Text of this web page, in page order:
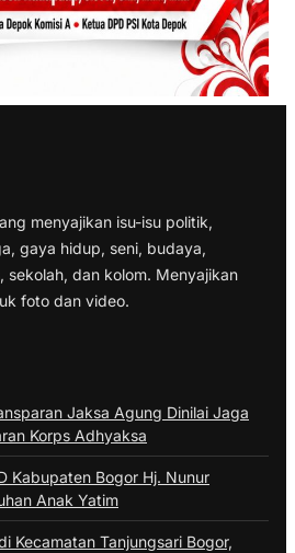
menyajikan isu-isu politik,
gaya hidup, seni, budaya,
sekolah, dan kolom. Menyajikan
foto dan video.
Jaksa Agung Dinilai Jaga
Korps Adhyaksa
Kabupaten Bogor Hj. Nunur
Anak Yatim
Kecamatan Tanjungsari Bogor,